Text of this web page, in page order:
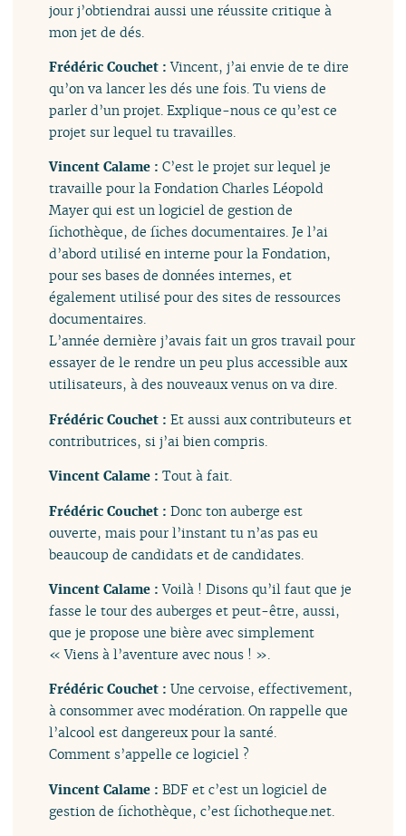
jour j’obtiendrai aussi une réussite critique à
mon jet de dés.
Frédéric Couchet :Vincent, j’ai envie de te dire
qu’on va lancer les dés une fois. Tu viens de
parler d’un projet. Explique-nous ce qu’est ce
projet sur lequel tu travailles.
Vincent Calame :C’est le projet sur lequel je
travaille pour la Fondation Charles Léopold
Mayer qui est un logiciel de gestion de
fichothèque, de fiches documentaires. Je l’ai
d’abord utilisé en interne pour la Fondation,
pour ses bases de données internes, et
également utilisé pour des sites de ressources
documentaires.
L’année dernière j’avais fait un gros travail pour
essayer de le rendre un peu plus accessible aux
utilisateurs, à des nouveaux venus on va dire.
Frédéric Couchet :Et aussi aux contributeurs et
contributrices, si j’ai bien compris.
Vincent Calame :Tout à fait.
Frédéric Couchet :Donc ton auberge est
ouverte, mais pour l’instant tu n’as pas eu
beaucoup de candidats et de candidates.
Vincent Calame :Voilà ! Disons qu’il faut que je
fasse le tour des auberges et peut-être, aussi,
que je propose une bière avec simplement
« Viens à l’aventure avec nous ! ».
Frédéric Couchet :Une cervoise, effectivement,
à consommer avec modération. On rappelle que
l’alcool est dangereux pour la santé.
Comment s’appelle ce logiciel ?
Vincent Calame :BDF et c’est un logiciel de
gestion de fichothèque, c’est fichotheque.net.